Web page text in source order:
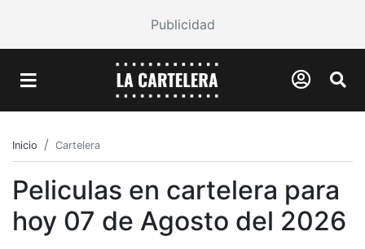
Publicidad
Inicio Cartelera
Peliculas en cartelera para
hoy 07 de Agosto del 2026